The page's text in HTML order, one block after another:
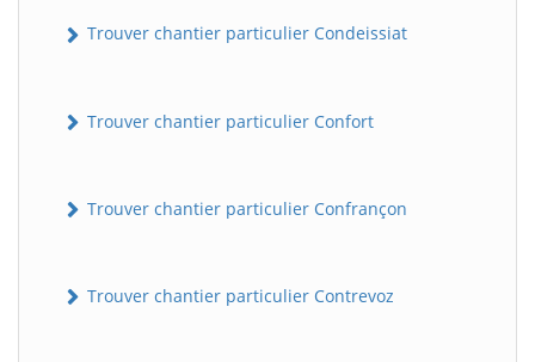
Trouver chantier particulier Condeissiat
Trouver chantier particulier Confort
Trouver chantier particulier Confrançon
Trouver chantier particulier Contrevoz